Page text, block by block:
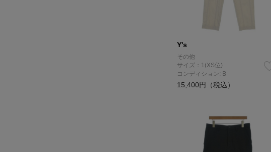
Y's
その他
サイズ：1(XS位)
コンディション: B
15,400円（税込）